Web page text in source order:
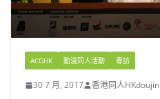
ACGHK 動漫同人活動 專訪
30 7 月, 2017 香港同人HKdoujin